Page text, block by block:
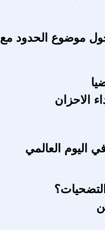
موضوع الحدود مع
الاحزان
اليوم العالمي